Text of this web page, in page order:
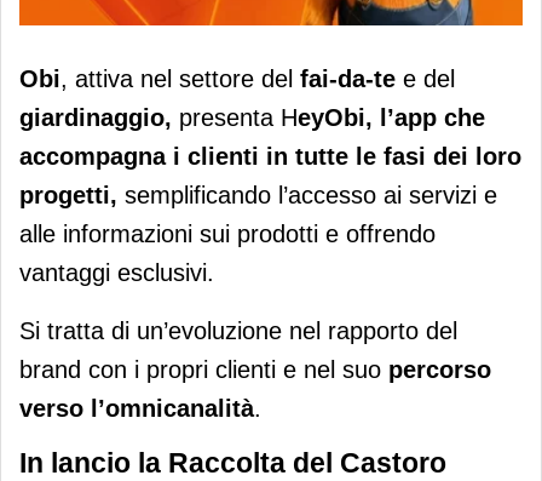
L’app HeyObi arriva in Italia con una
raccolta punti dedicata
Obi, attiva nel settore del fai-da-te e del
giardinaggio, presenta HeyObi, l’app che
accompagna i clienti in tutte le fasi dei loro
progetti, semplificando l’accesso ai servizi e
alle informazioni sui prodotti e offrendo
vantaggi esclusivi.
Si tratta di un’evoluzione nel rapporto del
brand con i propri clienti e nel suo percorso
verso l’omnicanalità.
In lancio la Raccolta del Castoro